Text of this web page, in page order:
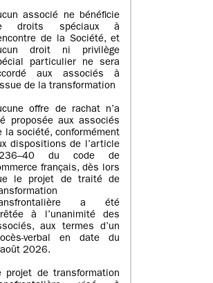
associé ne bénéficie
droits spéciaux à
de la Société, et
droit ni privilège
particulier ne sera
aux associés à
de la transformation
offre de rachat n’a
proposée aux associés
la société, conformément
dispositions de l’article
du code de
français, dès lors
le projet de traité de
a été
à l’unanimité des
aux termes d’un
verbal en date du
2026.
projet de transformation